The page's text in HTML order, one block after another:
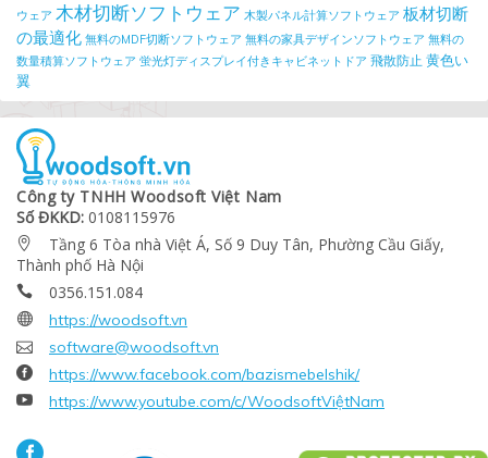
ウェア 木材切断ソフトウェア 木製パネル計算ソフトウェア 板材切断
の最適化 無料のMDF切断ソフトウェア 無料の家具デザインソフトウェア 無料の
数量積算ソフトウェア 蛍光灯ディスプレイ付きキャビネットドア 飛散防止 黄色い
翼
Công ty TNHH Woodsoft Việt Nam
Số ĐKKD: 0108115976

Tầng 6 Tòa nhà Việt Á, Số 9 Duy Tân, Phường Cầu Giấy,
Thành phố Hà Nội
 0356.151.084
 https://woodsoft.vn
 software@woodsoft.vn
 https://www.facebook.com/bazismebelshik/
 https://www.youtube.com/c/WoodsoftViệtNam